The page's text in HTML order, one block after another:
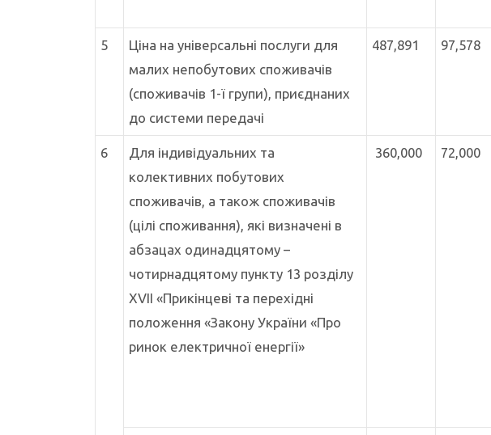
5
Ціна на універсальні послуги для
малих непобутових споживачів
(споживачів 1-ї групи), приєднаних
до системи передачі
487,891 97,578
6
Для індивідуальних та
колективних побутових
споживачів, а також споживачів
(цілі споживання), які визначені в
абзацах одинадцятому –
чотирнадцятому пункту 13 розділу
XVII «Прикінцеві та перехідні
положення «Закону України «Про
ринок електричної енергії»
360,000 72,000